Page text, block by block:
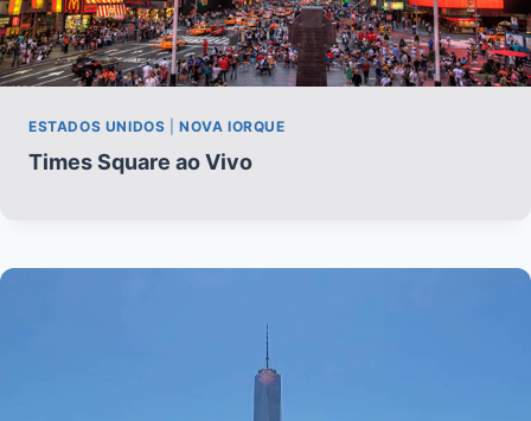
ESTADOS UNIDOS |NOVA IORQUE
Times Square ao Vivo